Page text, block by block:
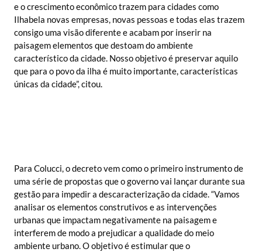
e o crescimento econômico trazem para cidades como
Ilhabela novas empresas, novas pessoas e todas elas trazem
consigo uma visão diferente e acabam por inserir na
paisagem elementos que destoam do ambiente
característico da cidade. Nosso objetivo é preservar aquilo
que para o povo da ilha é muito importante, características
únicas da cidade”, citou.
Para Colucci, o decreto vem como o primeiro instrumento de
uma série de propostas que o governo vai lançar durante sua
gestão para impedir a descaracterização da cidade. “Vamos
analisar os elementos construtivos e as intervenções
urbanas que impactam negativamente na paisagem e
interferem de modo a prejudicar a qualidade do meio
ambiente urbano. O objetivo é estimular que o